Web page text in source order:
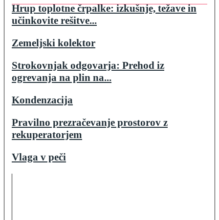
Hrup toplotne črpalke: izkušnje, težave in
učinkovite rešitve...
Zemeljski kolektor
Strokovnjak odgovarja: Prehod iz
ogrevanja na plin na...
Kondenzacija
Pravilno prezračevanje prostorov z
rekuperatorjem
Vlaga v peči